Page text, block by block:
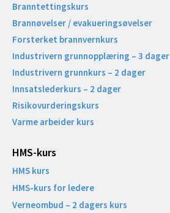
Branntettingskurs
Brannøvelser / evakueringsøvelser
Forsterket brannvernkurs
Industrivern grunnopplæring – 3 dager
Industrivern grunnkurs – 2 dager
Innsatslederkurs – 2 dager
Risikovurderingskurs
Varme arbeider kurs
HMS-kurs
HMS kurs
HMS-kurs for ledere
Verneombud – 2 dagers kurs